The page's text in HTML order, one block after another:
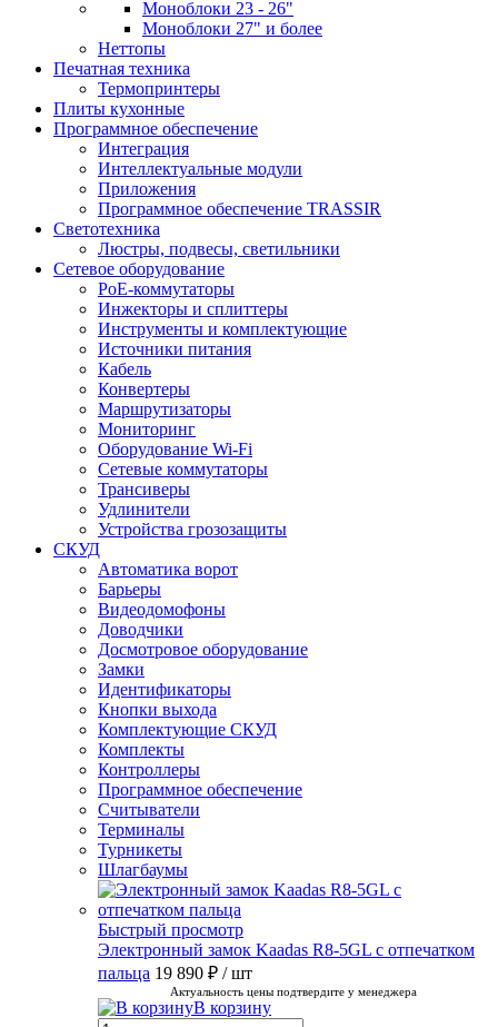
Моноблоки 23 - 26"
Моноблоки 27" и более
Неттопы
Печатная техника
Термопринтеры
Плиты кухонные
Программное обеспечение
Интеграция
Интеллектуальные модули
Приложения
Программное обеспечение TRASSIR
Светотехника
Люстры, подвесы, светильники
Сетевое оборудование
PoE-коммутаторы
Инжекторы и сплиттеры
Инструменты и комплектующие
Источники питания
Кабель
Конвертеры
Маршрутизаторы
Мониторинг
Оборудование Wi-Fi
Сетевые коммутаторы
Трансиверы
Удлинители
Устройства грозозащиты
СКУД
Автоматика ворот
Барьеры
Видеодомофоны
Доводчики
Досмотровое оборудование
Замки
Идентификаторы
Кнопки выхода
Комплектующие СКУД
Комплекты
Контроллеры
Программное обеспечение
Считыватели
Терминалы
Турникеты
Шлагбаумы
Быстрый просмотр
Электронный замок Kaadas R8-5GL с отпечатком
пальца 19 890 ₽ / шт
Актуальность цены подтвердите у менеджера
В корзину